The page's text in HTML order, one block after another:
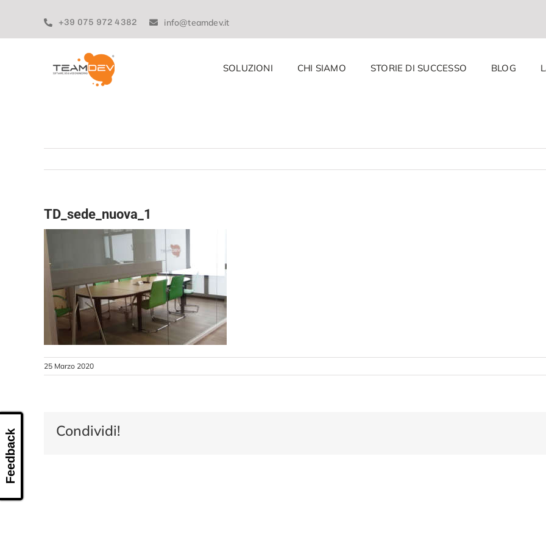
content
+39 075 972 4382 info@teamdev.it
SOLUZIONI CHI SIAMO STORIE DI SUCCESSO BLOG
TD_sede_nuova_1
25 Marzo 2020
Condividi!
Feedback